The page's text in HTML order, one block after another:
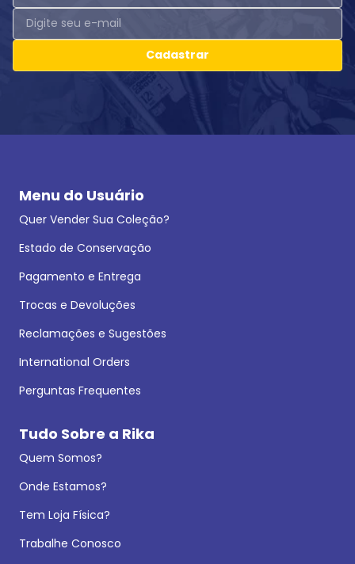
Cadastrar
Menu do Usuário
Quer Vender Sua Coleção?
Estado de Conservação
Pagamento e Entrega
Trocas e Devoluções
Reclamações e Sugestões
International Orders
Perguntas Frequentes
Tudo Sobre a Rika
Quem Somos?
Onde Estamos?
Tem Loja Física?
Trabalhe Conosco